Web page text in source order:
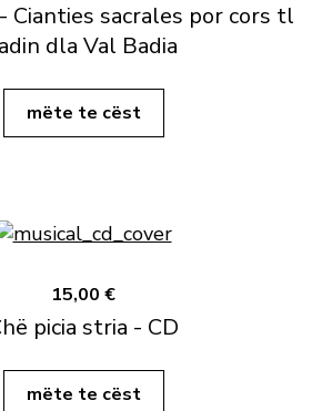
Cianties sacrales por cors tl
dla Val Badia
mëte te cëst
15,00 €
picia stria - CD
mëte te cëst